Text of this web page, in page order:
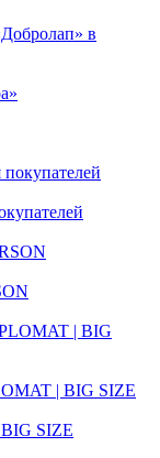
в
| BIG SIZE